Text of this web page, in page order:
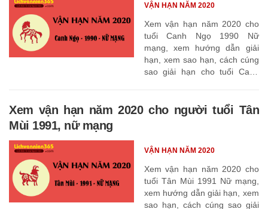
Xem vận hạn năm 2020 cho
tuổi Canh Ngọ 1990 Nữ
mạng, xem hướng dẫn giải
hạn, xem sao hạn, cách cúng
sao giải hạn cho tuổi Canh
VẬN HẠN NĂM 2020
Xem vận hạn năm 2020 cho người tuổi Tân
Mùi 1991, nữ mạng
Xem vận hạn năm 2020 cho
tuổi Tân Mùi 1991 Nữ mạng,
xem hướng dẫn giải hạn, xem
sao hạn, cách cúng sao giải
VẬN HẠN NĂM 2020